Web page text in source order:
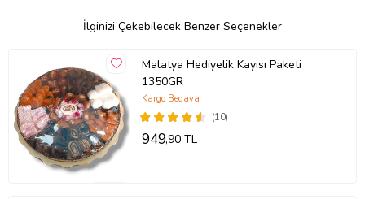
çeşidine ve miktarına göre
değişiklikler gösterebilmektedir.
Görsellertanıtım amaçlı
tarafımızdan çekilmiştir.
İlginizi Çekebilecek Benzer Seçenekler
Malatya Hediyelik Kayısı Paketi
1350GR
(10)
Kargo Bedava
949,90 TL